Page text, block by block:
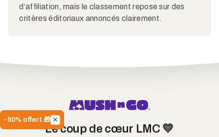
-50% offert 🎁
d’affiliation, mais le classement repose sur des
critères éditoriaux annoncés clairement.
Le coup de cœur LMC 💛